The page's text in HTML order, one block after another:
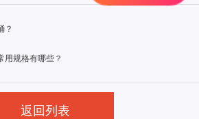
？
用规格有哪些？
返回列表